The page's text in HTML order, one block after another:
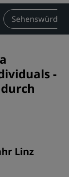
-
Linz